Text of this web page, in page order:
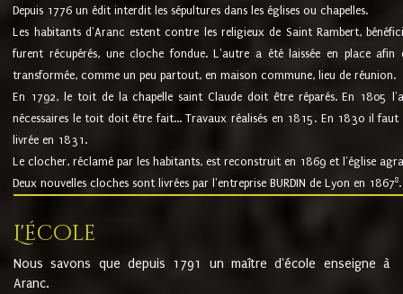
Depuis 1776 un édit interdit les sépultures dans les églises ou chapelles.
Les habitants d'Aranc estent contre les religieux de Saint Rambert,
furent récupérés, une cloche fondue. L'autre a été laissée en place
transformée, comme un peu partout, en maison commune, lieu de réunion.
En 1792, le toit de la chapelle saint Claude doit être réparés. En 1805
nécessaires le toit doit être fait... Travaux réalisés en 1815. En 1830 il
livrée en 1831.
Le clocher, réclamé par les habitants, est reconstruit en 1869 et l'église
Deux nouvelles cloches sont livrées par l'entreprise BURDIN de Lyon en 18678.
L'école
Nous savons que depuis 1791 un maître d'école enseigne à
Aranc.